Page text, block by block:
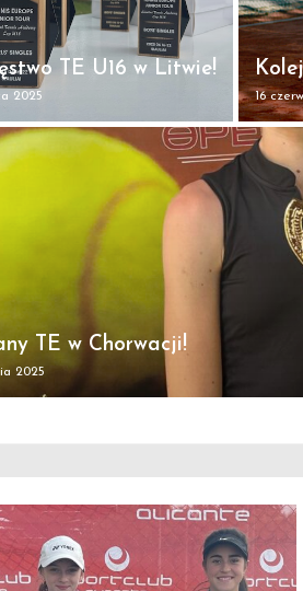
TE U16 w Litwie!
2025 16
TE w Chorwacji!
2025